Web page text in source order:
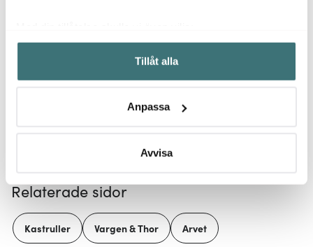
Samla in information om din geografiska plats som
kan ha en noggrannhet på upp till flera meter
Identifiera din enhet genom att aktivt skanna den för
Ta reda på mer om hur dina personliga uppgifter
Du kan ändra eller dra tillbaka ditt samtycke när som
Vi använder cookies för att innehållet och annonserna
ska anpassas efter det som vi tror att du tycker om. Det
gör också att vi kan analysera vår trafik och göra
Tillåt alla
Anpassa
Avvisa
Låt dig inspireras av våra kunder
Relaterade sidor
Kastruller Vargen & Thor Arvet